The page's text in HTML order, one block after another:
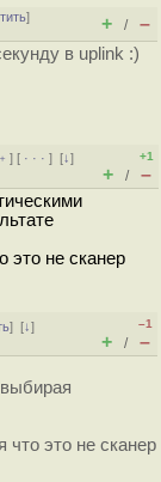
]
+ / –
в uplink :)
] [ · · ·][↓]
+1
+ / –
это не сканер
][↓]
–1
+ / –
что это не сканер